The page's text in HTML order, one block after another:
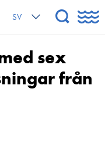
SV
sex
från